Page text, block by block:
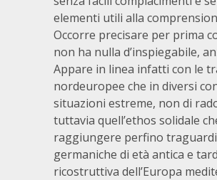
elementi utili alla
Occorre precisare per prima
non ha nulla d’inspiegabile,
Appare in linea infatti con le
nordeuropee che in diversi
situazioni estreme, non di
tuttavia quell’ethos solidale
raggiungere perfino
germaniche di età antica e
ricostruttiva dell’Europa